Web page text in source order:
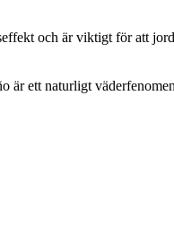
och är viktigt för att
ett naturligt